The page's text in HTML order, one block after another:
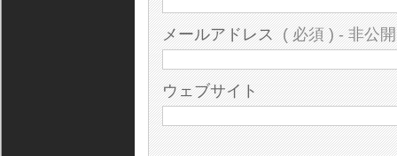
メールアドレス ( 必須 ) - 非公
ウェブサイト